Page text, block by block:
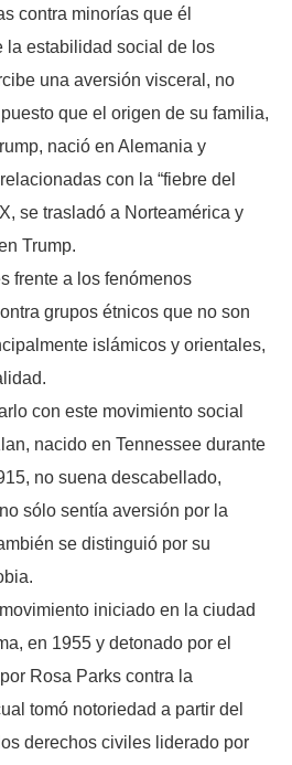
contra minorías que él
la estabilidad social de los
una aversión visceral, no
que el origen de su familia,
nació en Alemania y
con la “fiebre del
se trasladó a Norteamérica y
Trump.
frente a los fenómenos
grupos étnicos que no son
islámicos y orientales,
con este movimiento social
nacido en Tennessee durante
no suena descabellado,
sólo sentía aversión por la
se distinguió por su
iniciado en la ciudad
en 1955 y detonado por el
Rosa Parks contra la
tomó notoriedad a partir del
derechos civiles liderado por